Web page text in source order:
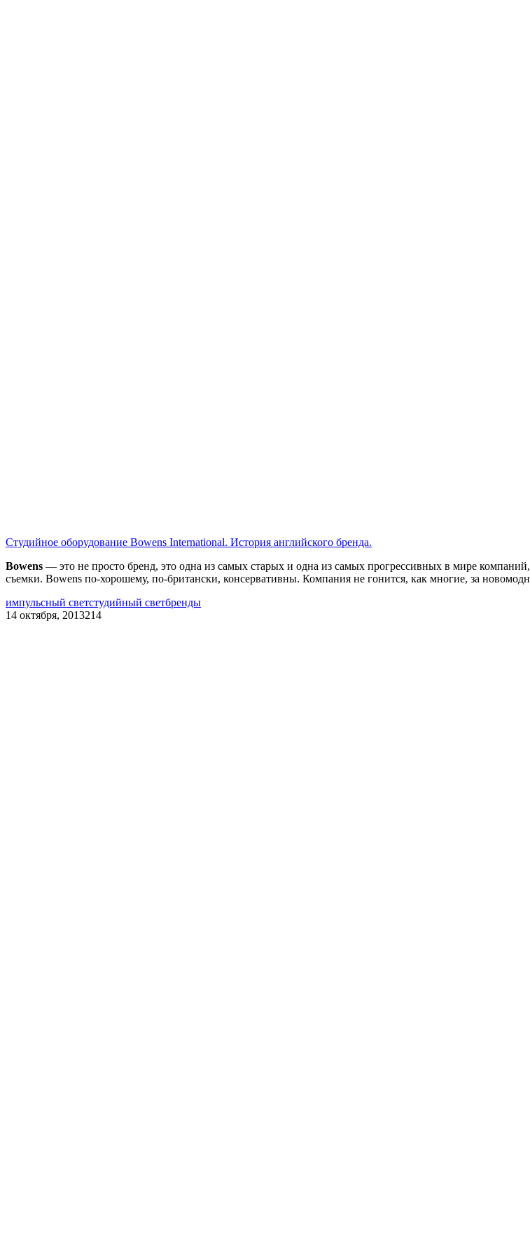
Студийное оборудование Bowens International. История английского бренда.
Bowens — это не просто бренд, это одна из самых старых и одна из самых прогрессивных в мире
съемки. Bowens по-хорошему, по-британски, консервативны. Компания не гонится, как многие, за
импульсный светстудийный светбренды
14 октября, 2013214